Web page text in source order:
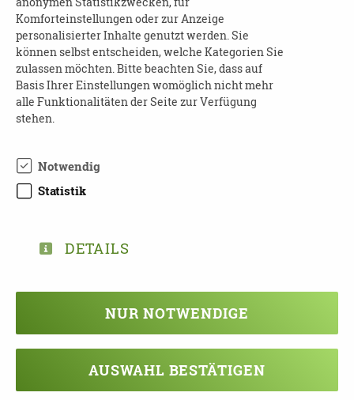
NEWSLETTER ABONNIEREN!
Veranstaltung verpasst?
Damit Sie keine Termine mehr
verpassen, können Sie sich hier in
unseren Newsletter eintragen!
NEWSLETTER ABONNIEREN!
Komforteinstellungen oder zur Anzeige
personalisierter Inhalte genutzt werden. Sie
können selbst entscheiden, welche Kategorien Sie
zulassen möchten. Bitte beachten Sie, dass auf
Basis Ihrer Einstellungen womöglich nicht mehr
alle Funktionalitäten der Seite zur Verfügung
stehen.
Notwendig
Statistik
DETAILS
NUR NOTWENDIGE
AUSWAHL BESTÄTIGEN